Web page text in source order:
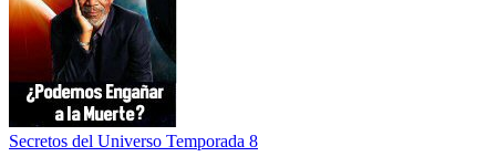
Secretos del Universo Temporada 8